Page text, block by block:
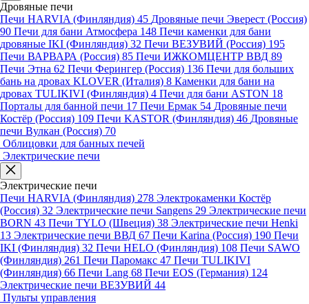
Дровяные печи
Печи HARVIA (Финляндия) 45 Дровяные печи Эверест (Россия)
90 Печи для бани Атмосфера 148 Печи каменки для бани
дровяные IKI (Финляндия) 32 Печи ВЕЗУВИЙ (Россия) 195
Печи ВАРВАРА (Россия) 85 Печи ИЖКОМЦЕНТР ВВД 89
Печи Этна 62 Печи Ферингер (Россия) 136 Печи для больших
бань на дровах KLOVER (Италия) 8 Каменки для бани на
дровах TULIKIVI (Финляндия) 4 Печи для бани ASTON 18
Порталы для банной печи 17 Печи Ермак 54 Дровяные печи
Костёр (Россия) 109 Печи KASTOR (Финляндия) 46 Дровяные
печи Вулкан (Россия) 70
Облицовки для банных печей
Электрические печи
Электрические печи
Печи HARVIA (Финляндия) 278 Электрокаменки Костёр
(Россия) 32 Электрические печи Sangens 29 Электрические печи
BORN 43 Печи TYLO (Швеция) 38 Электрические печи Henki
13 Электрические печи ВВД 67 Печи Karina (Россия) 190 Печи
IKI (Финляндия) 32 Печи HELO (Финляндия) 108 Печи SAWO
(Финляндия) 261 Печи Паромакс 47 Печи TULIKIVI
(Финляндия) 66 Печи Lang 68 Печи EOS (Германия) 124
Электрические печи ВЕЗУВИЙ 44
Пульты управления